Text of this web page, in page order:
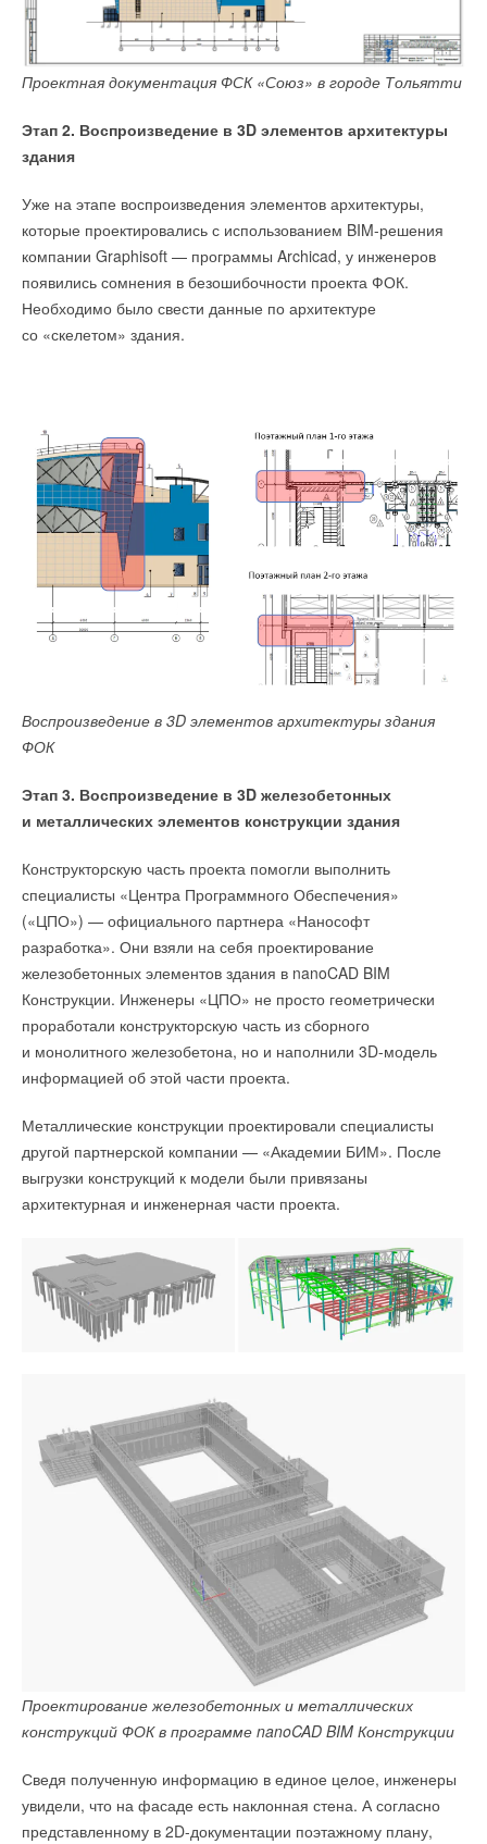
Проектная документация ФСК «Союз» в городе Тольятти
Этап 2. Воспроизведение в 3D элементов архитектуры
здания
Уже на этапе воспроизведения элементов архитектуры,
которые проектировались с использованием BIM-решения
компании Graphisoft — программы Archicad, у инженеров
появились сомнения в безошибочности проекта ФОК.
Необходимо было свести данные по архитектуре
со «скелетом» здания.
Воспроизведение в 3D элементов архитектуры здания
ФОК
Этап 3. Воспроизведение в 3D железобетонных
и металлических элементов конструкции здания
Конструкторскую часть проекта помогли выполнить
специалисты «Центра Программного Обеспечения»
(«ЦПО») — официального партнера «Нанософт
разработка». Они взяли на себя проектирование
железобетонных элементов здания в nanoCAD BIM
Конструкции. Инженеры «ЦПО» не просто геометрически
проработали конструкторскую часть из сборного
и монолитного железобетона, но и наполнили 3D-модель
информацией об этой части проекта.
Металлические конструкции проектировали специалисты
другой партнерской компании — «Академии БИМ». После
выгрузки конструкций к модели были привязаны
архитектурная и инженерная части проекта.
Проектирование железобетонных и металлических
конструкций ФОК в программе nanoCAD BIM Конструкции
Сведя полученную информацию в единое целое, инженеры
увидели, что на фасаде есть наклонная стена. А согласно
представленному в 2D-документации поэтажному плану,